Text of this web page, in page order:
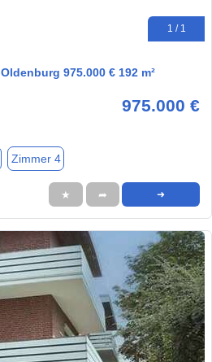
1 / 1
975.000 € 192 m²
975.000 €
Zimmer 4
★ ➦ ➜